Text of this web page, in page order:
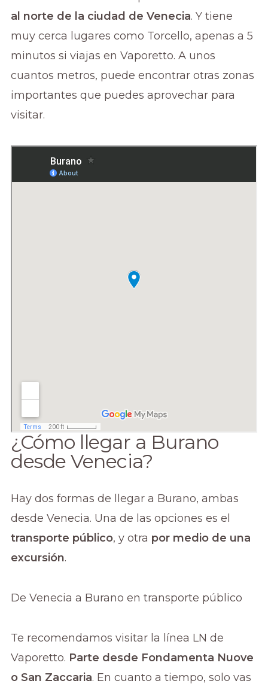
al norte de la ciudad de Venecia. Y tiene
muy cerca lugares como Torcello, apenas a 5
minutos si viajas en Vaporetto. A unos
cuantos metros, puede encontrar otras zonas
importantes que puedes aprovechar para
visitar.
¿Cómo llegar a Burano
desde Venecia?
Hay dos formas de llegar a Burano, ambas
desde Venecia. Una de las opciones es el
transporte público, y otra por medio de una
excursión.
De Venecia a Burano en transporte público
Te recomendamos visitar la línea LN de
Vaporetto. Parte desde Fondamenta Nuove
o San Zaccaria. En cuanto a tiempo, solo vas